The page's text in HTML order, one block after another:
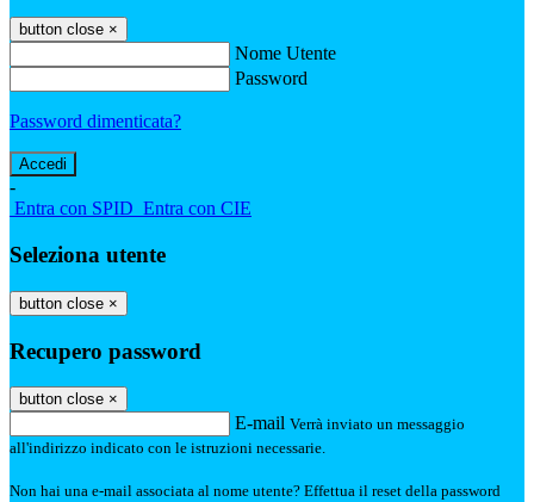
button close ×
Nome Utente
Password
Password dimenticata?
-
Entra con SPID Entra con CIE
Seleziona utente
button close ×
Recupero password
button close ×
E-mail Verrà inviato un messaggio
all'indirizzo indicato con le istruzioni necessarie.
Non hai una e-mail associata al nome utente? Effettua il reset della password